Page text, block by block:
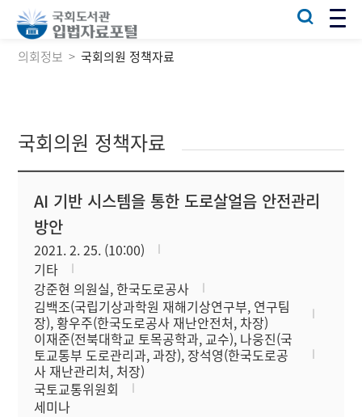
의회정보 국회의원 정책자료
국회의원 정책자료
AI 기반 시스템을 통한 도로살얼음 안전관리
방안
2021. 2. 25. (10:00)
기타
강준현 의원실, 한국도로공사
김백조(국립기상과학원 재해기상연구부, 연구팀
장), 황우주(한국도로공사 재난안전처, 차장)
이재준(전북대학교 토목공학과, 교수), 나웅진(국
토교통부 도로관리과, 과장), 장석영(한국도로공
사 재난관리처, 처장)
국토교통위원회
세미나